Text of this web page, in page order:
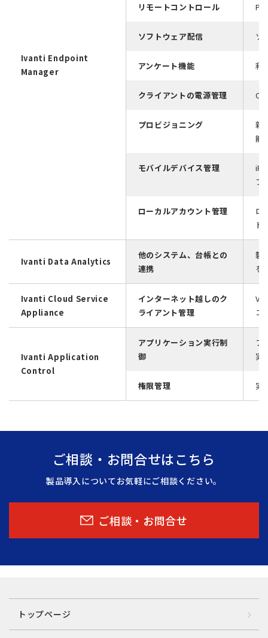
Ivanti Endpoint
Manager
リモートコントロール
ソフトウェア配信 ソ
アンケート機能 利
クライアントの電源管理
プロビジョニング
新
能
モバイルデバイス管理
プ
ローカルアカウント管理
ロ
ド
Ivanti Data Analytics
他のシステム、台帳との
連携
製
を
Ivanti Cloud Service
Appliance
インターネット越しのク
ライアント管理
コ
Ivanti Application
Control
アプリケーション実行制
御
フ
実
権限管理 実
ご相談・お問合せはこちら
製品導入についてお気軽にご相談ください。
ご相談・お問合せ
トップページ